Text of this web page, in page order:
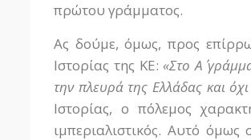
πρώτου γράμματος.
Ας δούμε, όμως, προς
Ιστορίας της ΚΕ:«Στο Α΄
την πλευρά της Ελλάδας και
Ιστορίας, ο πόλεμος
ιμπεριαλιστικός. Αυτό όμως